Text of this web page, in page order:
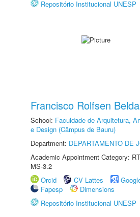
Repositório Institucional UNESP
Francisco Rolfsen Belda
School: Faculdade de Arquitetura,
e Design (Câmpus de Bauru)
Department: DEPARTAMENTO DE
Academic Appointment Category:
MS-3.2
Orcid
CV Lattes
Fapesp
Dimensions
Repositório Institucional UNESP